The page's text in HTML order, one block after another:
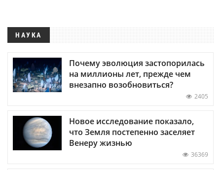
НАУКА
Почему эволюция застопорилась
на миллионы лет, прежде чем
внезапно возобновиться?
2405
Новое исследование показало,
что Земля постепенно заселяет
Венеру жизнью
36369